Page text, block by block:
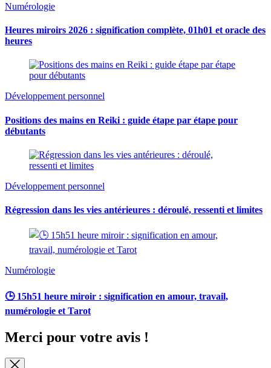
Numérologie
Heures miroirs 2026 : signification complète, 01h01 et oracle des
heures
Développement personnel
Positions des mains en Reiki : guide étape par étape pour
débutants
Développement personnel
Régression dans les vies antérieures : déroulé, ressenti et limites
Numérologie
🕒 15h51 heure miroir : signification en amour, travail,
numérologie et Tarot
Merci pour votre avis !